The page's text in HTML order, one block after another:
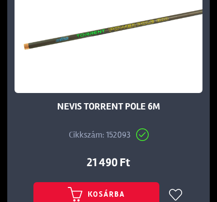
NEVIS TORRENT POLE 6M
Cikkszám: 152093
21 490 Ft
KOSÁRBA